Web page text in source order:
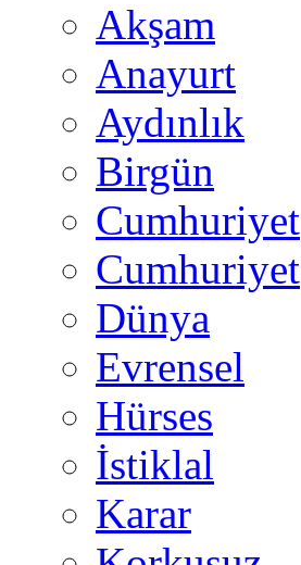
Akşam
Anayurt
Aydınlık
Birgün
Cumhuriyet
Cumhuriyet
Dünya
Evrensel
Hürses
İstiklal
Karar